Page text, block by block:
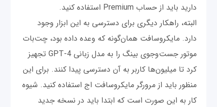
دارید باید از حساب Premium استفاده کنید.
البته، راهکار دیگری برای دسترسی به این ابزار وجود
دارد. مایکروسافت همان‌گونه که وعده داده بود، چت‌بات
موتور جست‌وجوی بینگ را به مدل زبانی GPT-4 تجهیز
کرد تا میلیون‌ها کاربر به آن دسترسی پیدا کنند. برای این
منظور باید از مرورگر مایکروسافت اج استفاده کنید. شیوه
کار به این صورت است که ابتدا باید در نسخه جدید